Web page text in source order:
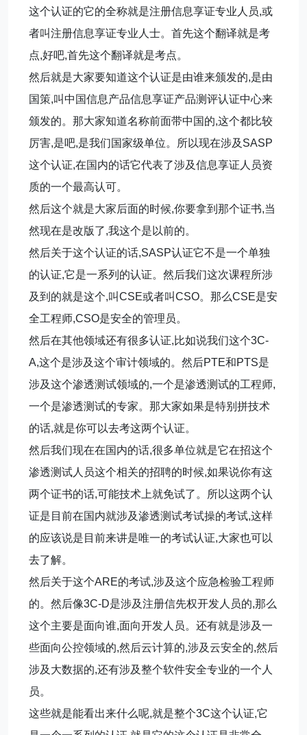
这个认证的它的全称就是注册信息享证专业人员,或
者叫注册信息享证专业人士。首先这个翻译就是考
点,好吧,首先这个翻译就是考点。
然后就是大家要知道这个认证是由谁来颁发的,是由
国策,叫中国信息产品信息享证产品测评认证中心来
颁发的。那大家知道名称前面带中国的,这个都比较
厉害,是吧,是我们国家级单位。所以现在涉及SASP
这个认证,在国内的话它代表了涉及信息享证人员资
质的一个最高认可。
然后这个就是大家后面的时候,你要拿到那个证书,当
然现在是改版了,我这个是以前的。
然后关于这个认证的话,SASP认证它不是一个单独
的认证,它是一系列的认证。然后我们这次课程所涉
及到的就是这个,叫CSE或者叫CSO。那么CSE是安
全工程师,CSO是安全的管理员。
然后在其他领域还有很多认证,比如说我们这个3C-
A,这个是涉及这个审计领域的。然后PTE和PTS是
涉及这个渗透测试领域的,一个是渗透测试的工程师,
一个是渗透测试的专家。那大家如果是特别拼技术
的话,就是你可以去考这两个认证。
然后我们现在在国内的话,很多单位就是它在招这个
渗透测试人员这个相关的招聘的时候,如果说你有这
两个证书的话,可能技术上就免试了。所以这两个认
证是目前在国内就涉及渗透测试考试操的考试,这样
的应该说是目前来讲是唯一的考试认证,大家也可以
去了解。
然后关于这个ARE的考试,涉及这个应急检验工程师
的。然后像3C-D是涉及注册信先权开发人员的,那么
这个主要是面向谁,面向开发人员。还有就是涉及一
些面向公控领域的,然后云计算的,涉及云安全的,然后
涉及大数据的,还有涉及整个软件安全专业的一个人
员。
这些就是能看出来什么呢,就是整个3C这个认证,它